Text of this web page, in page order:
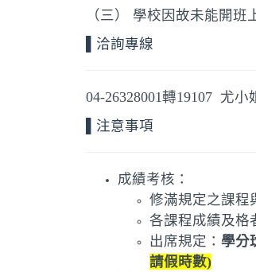
（三） 學校因故未能開班
▌洽詢專線
04-26328001轉19107 尤小
▌注意事項
成績考核：
修滿規定之課程
各課程成績及格
出席規定： 學分
請假時數)